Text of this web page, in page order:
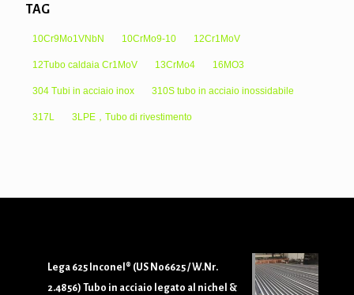
TAG
10Cr9Mo1VNbN 10CrMo9-10 12Cr1MoV
12Tubo caldaia Cr1MoV 13CrMo4 16MO3
304 Tubi in acciaio inox 310S tubo in acciaio inossidabile
317L 3LPE，Tubo di rivestimento
Lega 625 Inconel® (US N06625 / W.Nr.
2.4856) Tubo in acciaio legato al nichel &